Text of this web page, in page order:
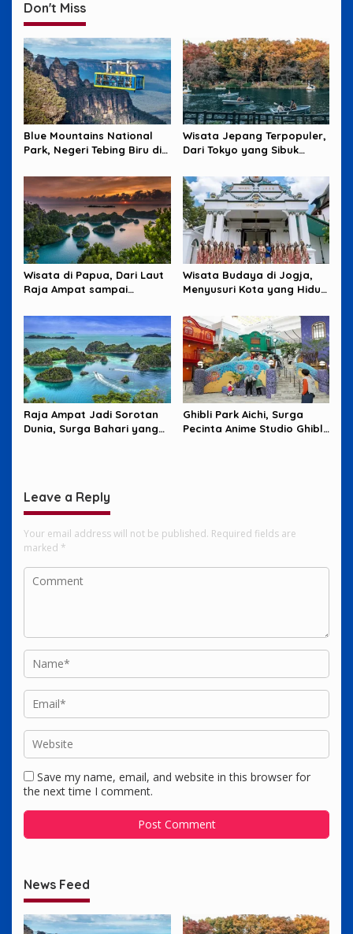
Don't Miss
Blue Mountains National
Park, Negeri Tebing Biru di
Wisata Jepang Terpopuler,
Dari Tokyo yang Sibuk
Santai
Wisata di Papua, Dari Laut
Raja Ampat sampai
Wisata Budaya di Jogja,
Menyusuri Kota yang Hidup
Raja Ampat Jadi Sorotan
Dunia, Surga Bahari yang
Ghibli Park Aichi, Surga
Pecinta Anime Studio Ghibli
Leave a Reply
Your email address will not be published. Required fields are
marked *
Save my name, email, and website in this browser for
the next time I comment.
News Feed